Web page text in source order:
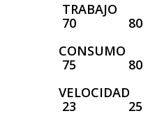
70 80
75 80
23 25